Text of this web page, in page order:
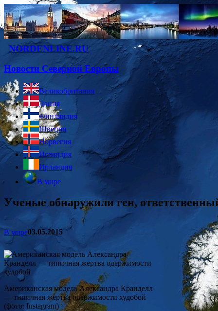
NORDENLINE.RU
Новости Северной Европы
Великобритания
Дания
Финляндия
Швеция
Норвегия
Исландия
Ирландия
В мире
Ученые обнаружили ген,
В мире03.05.2015
Американская модель Александра Кранделл
— типичная жертва одержимости худобой
(фото: Instagram)